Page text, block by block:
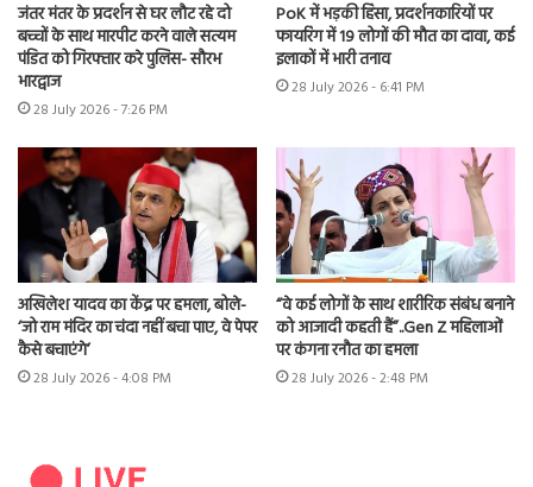
जंतर मंतर के प्रदर्शन से घर लौट रहे दो
बच्चों के साथ मारपीट करने वाले सत्यम
पंडित को गिरफ्तार करे पुलिस- सौरभ
भारद्वाज
28 July 2026 - 7:26 PM
PoK में भड़की हिंसा, प्रदर्शनकारियों पर
फायरिंग में 19 लोगों की मौत का दावा, कई
इलाकों में भारी तनाव
28 July 2026 - 6:41 PM
अखिलेश यादव का केंद्र पर हमला, बोले-
‘जो राम मंदिर का चंदा नहीं बचा पाए, वे पेपर
कैसे बचाएंगे’
28 July 2026 - 4:08 PM
“वे कई लोगों के साथ शारीरिक संबंध बनाने
को आजादी कहती हैं”..Gen Z महिलाओं
पर कंगना रनौत का हमला
28 July 2026 - 2:48 PM